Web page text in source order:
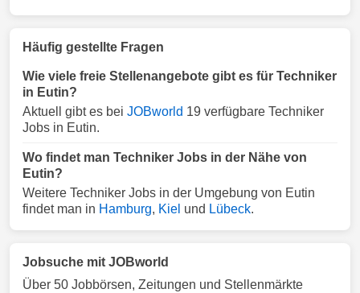
Häufig gestellte Fragen
Wie viele freie Stellenangebote gibt es für Techniker
in Eutin?
Aktuell gibt es bei JOBworld 19 verfügbare Techniker
Jobs in Eutin.
Wo findet man Techniker Jobs in der Nähe von
Eutin?
Weitere Techniker Jobs in der Umgebung von Eutin
findet man in Hamburg, Kiel und Lübeck.
Jobsuche mit JOBworld
Über 50 Jobbörsen, Zeitungen und Stellenmärkte